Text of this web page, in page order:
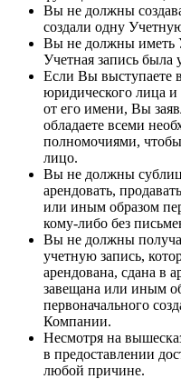
Вы не должны
создали одну
Вы не должны иметь
Учетная запись была
Если Вы выступаете
юридического лица и
от его имени, Вы
обладаете всеми
полномочиями, чтобы
лицо.
Вы не должны
арендовать,
или иным образом
кому-либо без
Вы не должны
учетную запись,
арендована, сдана в
завещана или иным
первоначального
Компании.
Несмотря на
в предоставлении
любой причине.